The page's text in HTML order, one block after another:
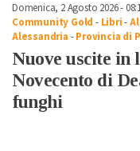
Domenica, 2 Agosto 2026 -
Community Gold - Libri-
Alessandria -Provincia di
Nuove uscite
Novecento di
funghi